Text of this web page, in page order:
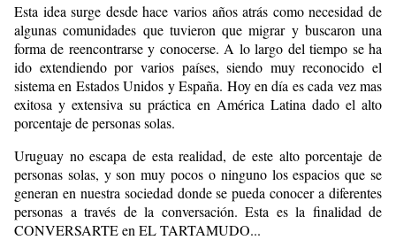
Esta idea surge desde hace varios años atrás como necesidad de
algunas comunidades que tuvieron que migrar y buscaron una
forma de reencontrarse y conocerse. A lo largo del tiempo se ha
ido extendiendo por varios países, siendo muy reconocido el
sistema en Estados Unidos y España. Hoy en día es cada vez mas
exitosa y extensiva su práctica en América Latina dado el alto
porcentaje de personas solas.
Uruguay no escapa de esta realidad, de este alto porcentaje de
personas solas, y son muy pocos o ninguno los espacios que se
generan en nuestra sociedad donde se pueda conocer a diferentes
personas a través de la conversación. Esta es la finalidad de
CONVERSARTE en EL TARTAMUDO...